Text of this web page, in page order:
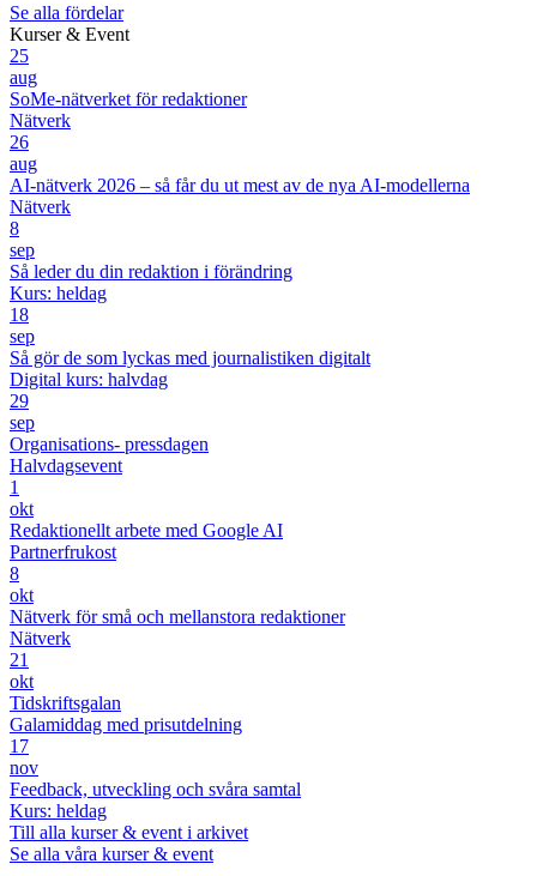
Se alla fördelar
Kurser & Event
25
aug
SoMe-nätverket för redaktioner
Nätverk
26
aug
AI-nätverk 2026 – så får du ut mest av de nya AI-modellerna
Nätverk
8
sep
Så leder du din redaktion i förändring
Kurs: heldag
18
sep
Så gör de som lyckas med journalistiken digitalt
Digital kurs: halvdag
29
sep
Organisations- pressdagen
Halvdagsevent
1
okt
Redaktionellt arbete med Google AI
Partnerfrukost
8
okt
Nätverk för små och mellanstora redaktioner
Nätverk
21
okt
Tidskriftsgalan
Galamiddag med prisutdelning
17
nov
Feedback, utveckling och svåra samtal
Kurs: heldag
Till alla kurser & event i arkivet
Se alla våra kurser & event